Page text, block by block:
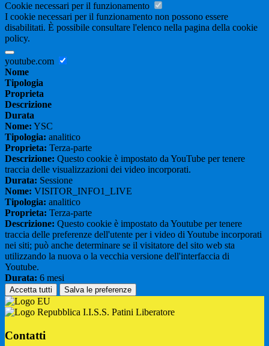
Cookie necessari per il funzionamento
I cookie necessari per il funzionamento non possono essere
disabilitati. È possibile consultare l'elenco nella pagina della cookie
policy.
youtube.com
Nome
Tipologia
Proprieta
Descrizione
Durata
Nome: YSC
Tipologia: analitico
Proprieta: Terza-parte
Descrizione: Questo cookie è impostato da YouTube per tenere
traccia delle visualizzazioni dei video incorporati.
Durata: Sessione
Nome: VISITOR_INFO1_LIVE
Tipologia: analitico
Proprieta: Terza-parte
Descrizione: Questo cookie è impostato da Youtube per tenere
traccia delle preferenze dell'utente per i video di Youtube incorporati
nei siti; può anche determinare se il visitatore del sito web sta
utilizzando la nuova o la vecchia versione dell'interfaccia di
Youtube.
Durata: 6 mesi
Accetta tutti Salva le preferenze
I.I.S.S. Patini Liberatore
Contatti